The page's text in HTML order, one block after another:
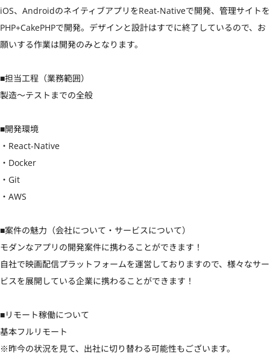
iOS、AndroidのネイティブアプリをReat-Nativeで開発、管理サイトを
PHP+CakePHPで開発。デザインと設計はすでに終了しているので、お
願いする作業は開発のみとなります。
■担当工程（業務範囲）
製造〜テストまでの全般
■開発環境
・React-Native
・Docker
・Git
・AWS
■案件の魅力（会社について・サービスについて）
モダンなアプリの開発案件に携わることができます！
自社で映画配信プラットフォームを運営しておりますので、様々なサー
ビスを展開している企業に携わることができます！
■リモート稼働について
基本フルリモート
※昨今の状況を見て、出社に切り替わる可能性もございます。